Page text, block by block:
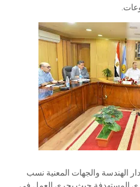
الهندسة والجهات المعنية نسب